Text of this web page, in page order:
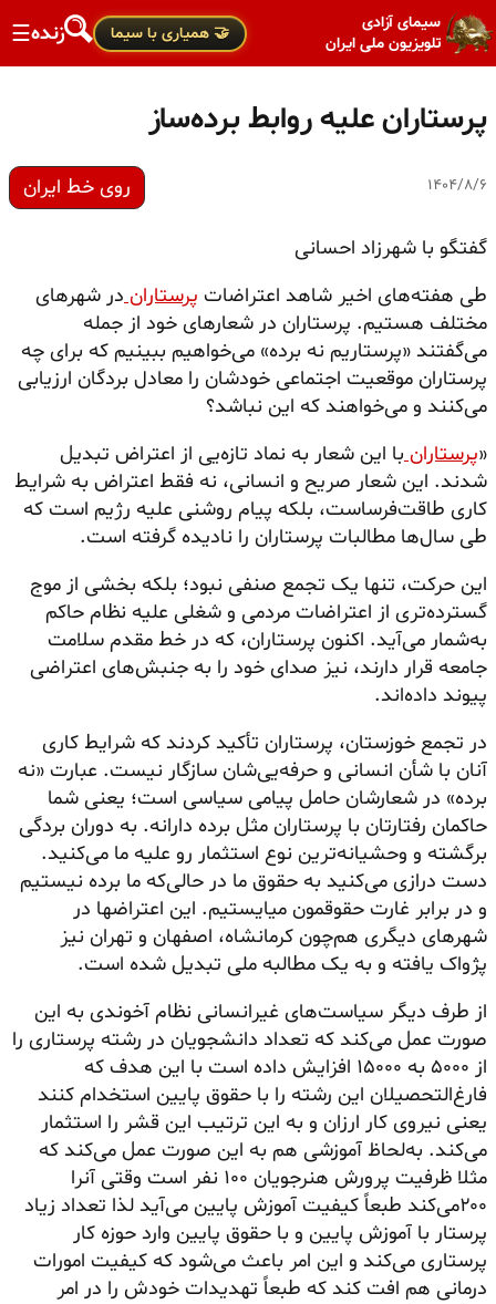
سیمای آزادی
تلویزیون ملی ایران
🤝 همیاری با سیما زنده☰
پرستاران علیه روابط برده‌ساز
۱۴۰۴/۸/۶ روی خط ایران
گفتگو با شهرزاد احسانی
طی هفته‌های اخیر شاهد اعتراضات پرستاراندر شهرهای
مختلف هستیم. پرستاران در شعارهای خود از جمله
می‌گفتند «پرستاریم نه برده» می‌خواهیم ببینیم که برای چه
پرستاران موقعیت اجتماعی خودشان را معادل بردگان ارزیابی
می‌کنند و می‌خواهند که این نباشد؟
«پرستارانبا این شعار به نماد تازه‌یی از اعتراض تبدیل
شدند. این شعار صریح و انسانی، نه فقط اعتراض به شرایط
کاری طاقت‌فرساست، بلکه پیام روشنی علیه رژیم است که
طی سال‌ها مطالبات پرستاران را نادیده گرفته است.
این حرکت، تنها یک تجمع صنفی نبود؛ بلکه بخشی از موج
گسترده‌تری از اعتراضات مردمی و شغلی علیه نظام حاکم
به‌شمار می‌آید. اکنون پرستاران، که در خط مقدم سلامت
جامعه قرار دارند، نیز صدای خود را به جنبش‌های اعتراضی
پیوند داده‌اند.
در تجمع خوزستان، پرستاران تأکید کردند که شرایط کاری
آنان با شأن انسانی و حرفه‌یی‌شان سازگار نیست. عبارت «نه
برده» در شعارشان حامل پیامی سیاسی است؛ یعنی شما
حاکمان رفتارتان با پرستاران مثل برده دارانه. به دوران بردگی
برگشته و وحشیانه‌ترین نوع استثمار رو علیه ما می‌کنید.
دست درازی می‌کنید به حقوق ما در حالی‌که ما برده نیستیم
و در برابر غارت حقوقمون میایستیم. این اعتراضها در
شهرهای دیگری هم‌چون کرمانشاه، اصفهان و تهران نیز
پژواک یافته و به یک مطالبه ملی تبدیل شده است.
از طرف دیگر سیاست‌های غیرانسانی نظام آخوندی به این
صورت عمل می‌کند که تعداد دانشجویان در رشته پرستاری را
از ۵۰۰۰ به ۱۵۰۰۰ افزایش داده است با این هدف که
فارغ‌التحصیلان این رشته را با حقوق پایین استخدام کنند
یعنی نیروی کار ارزان و به این ترتیب این قشر را استثمار
می‌کند. به‌لحاظ آموزشی هم به این صورت عمل می‌کند که
مثلا ظرفیت پرورش هنرجویان ۱۰۰ نفر است وقتی آنرا
۲۰۰می‌کند طبعاً کیفیت آموزش پایین می‌آید لذا تعداد زیاد
پرستار با آموزش پایین و با حقوق پایین وارد حوزه کار
پرستاری می‌کند و این امر باعث می‌شود که کیفیت امورات
درمانی هم افت کند که طبعاً تهدیدات خودش را در امر